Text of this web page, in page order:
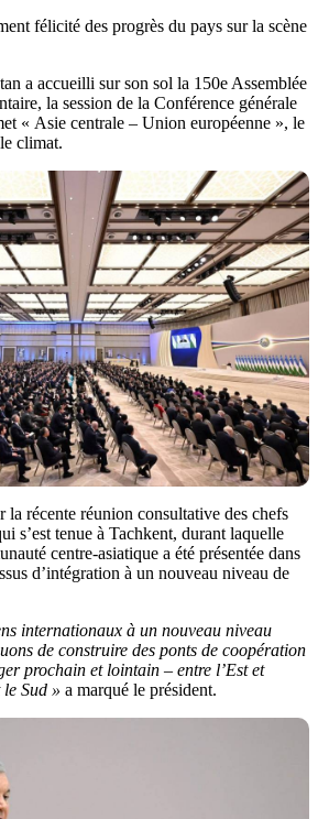
félicité des progrès du pays sur la scène
a accueilli sur son sol la 150e Assemblée
la session de la Conférence générale
« Asie centrale – Union européenne », le
climat.
la récente réunion consultative des chefs
s’est tenue à Tachkent, durant laquelle
centre-asiatique a été présentée dans
d’intégration à un nouveau niveau de
internationaux à un nouveau niveau
de construire des ponts de coopération
prochain et lointain – entre l’Est et
Sud » a marqué le président.